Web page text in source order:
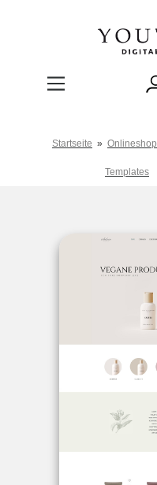
Startseite » Onlineshop
Templates